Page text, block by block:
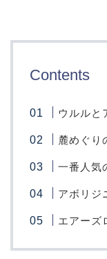
Contents
ウルルと
麓めぐり
一番人気
アボリジ
エアーズ